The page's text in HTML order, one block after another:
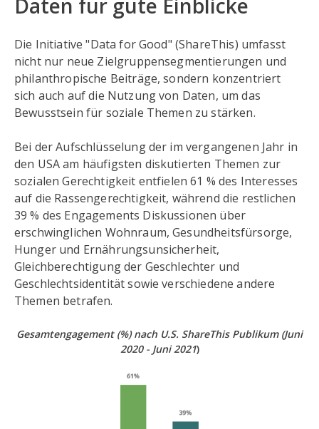
Daten für gute Einblicke
Die Initiative "Data for Good" (ShareThis) umfasst
nicht nur neue Zielgruppensegmentierungen und
philanthropische Beiträge, sondern konzentriert
sich auch auf die Nutzung von Daten, um das
Bewusstsein für soziale Themen zu stärken.
Bei der Aufschlüsselung der im vergangenen Jahr in
den USA am häufigsten diskutierten Themen zur
sozialen Gerechtigkeit entfielen 61 % des Interesses
auf die Rassengerechtigkeit, während die restlichen
39 % des Engagements Diskussionen über
erschwinglichen Wohnraum, Gesundheitsfürsorge,
Hunger und Ernährungsunsicherheit,
Gleichberechtigung der Geschlechter und
Geschlechtsidentität sowie verschiedene andere
Themen betrafen.
Gesamtengagement (%) nach U.S. ShareThis Publikum (Juni
2020 - Juni 2021)